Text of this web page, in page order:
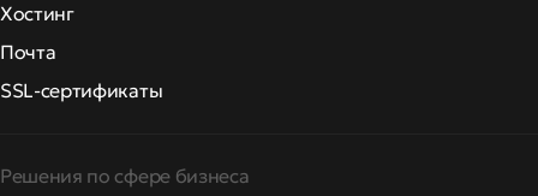
Хостинг
Почта
SSL-сертификаты
Решения по сфере бизнеса